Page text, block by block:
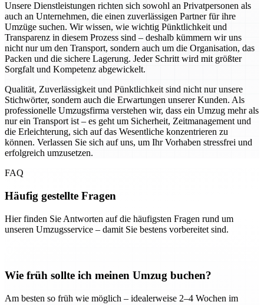
Unsere Dienstleistungen richten sich sowohl an Privatpersonen als
auch an Unternehmen, die einen zuverlässigen Partner für ihre
Umzüge suchen. Wir wissen, wie wichtig Pünktlichkeit und
Transparenz in diesem Prozess sind – deshalb kümmern wir uns
nicht nur um den Transport, sondern auch um die Organisation, das
Packen und die sichere Lagerung. Jeder Schritt wird mit größter
Sorgfalt und Kompetenz abgewickelt.
Qualität, Zuverlässigkeit und Pünktlichkeit sind nicht nur unsere
Stichwörter, sondern auch die Erwartungen unserer Kunden. Als
professionelle Umzugsfirma verstehen wir, dass ein Umzug mehr als
nur ein Transport ist – es geht um Sicherheit, Zeitmanagement und
die Erleichterung, sich auf das Wesentliche konzentrieren zu
können. Verlassen Sie sich auf uns, um Ihr Vorhaben stressfrei und
erfolgreich umzusetzen.
FAQ
Häufig gestellte Fragen
Hier finden Sie Antworten auf die häufigsten Fragen rund um
unseren Umzugsservice – damit Sie bestens vorbereitet sind.
Wie früh sollte ich meinen Umzug buchen?
Am besten so früh wie möglich – idealerweise 2–4 Wochen im